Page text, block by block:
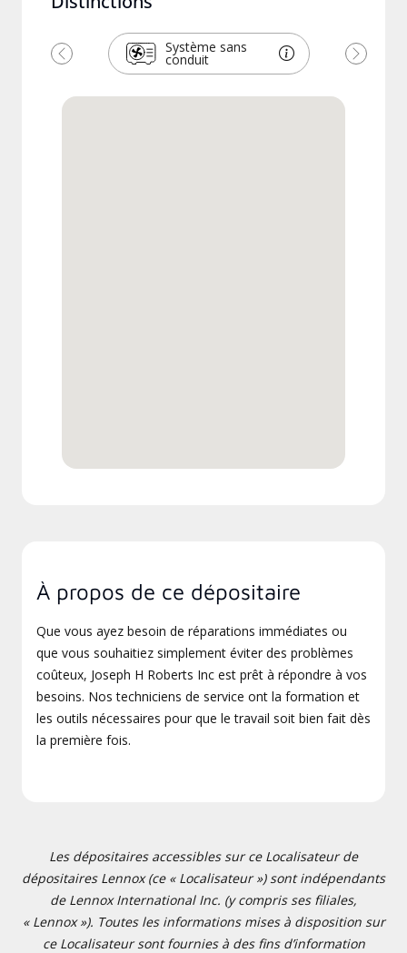
Système sans
conduit
Previous Next
À propos de ce dépositaire
Que vous ayez besoin de réparations immédiates ou
que vous souhaitiez simplement éviter des problèmes
coûteux, Joseph H Roberts Inc est prêt à répondre à vos
besoins. Nos techniciens de service ont la formation et
les outils nécessaires pour que le travail soit bien fait dès
la première fois.
Les dépositaires accessibles sur ce Localisateur de
dépositaires Lennox (ce « Localisateur ») sont indépendants
de Lennox International Inc. (y compris ses filiales,
« Lennox »). Toutes les informations mises à disposition sur
ce Localisateur sont fournies à des fins d’information